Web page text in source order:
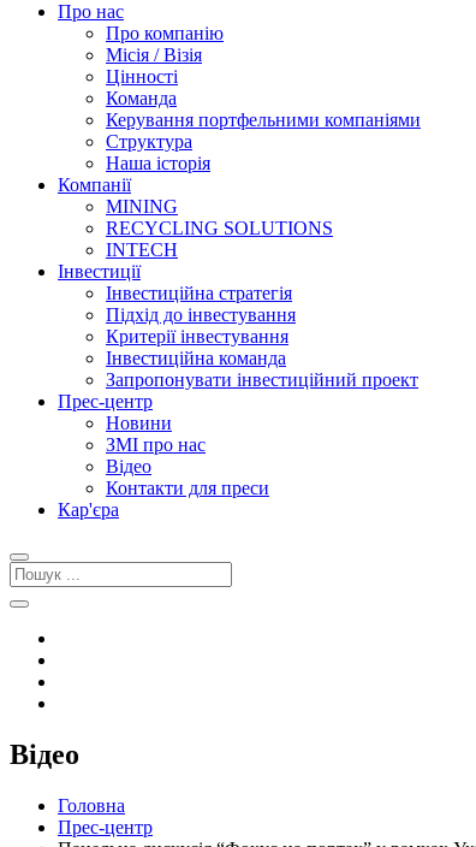
Про нас
Про компанію
Місія / Візія
Цінності
Команда
Керування портфельними компаніями
Структура
Наша історія
Компанії
MINING
RECYCLING SOLUTIONS
INTECH
Інвестиції
Інвестиційна стратегія
Підхід до інвестування
Критерії інвестування
Інвестиційна команда
Запропонувати інвестиційний проект
Прес-центр
Новини
ЗМІ про нас
Відео
Контакти для преси
Кар'єра
Відео
Головна
Прес-центр